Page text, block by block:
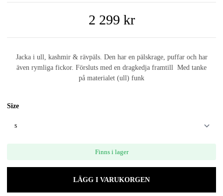
2 299 kr
Jacka i ull, kashmir & rävpäls. Den har en pälskrage, puffar och har
även rymliga fickor. Försluts med en dragkedja framtill Med tanke
på materialet (ull) funk
Size
Finns i lager
LÄGG I VARUKORGEN